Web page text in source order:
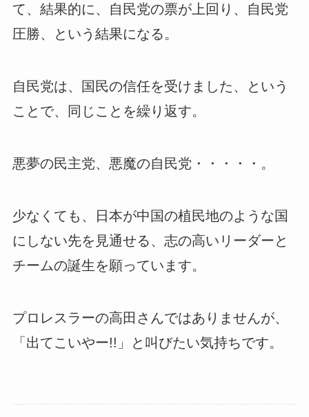
て、結果的に、自民党の票が上回り、自民党
圧勝、という結果になる。
自民党は、国民の信任を受けました、という
ことで、同じことを繰り返す。
悪夢の民主党、悪魔の自民党・・・・・。
少なくても、日本が中国の植民地のような国
にしない先を見通せる、志の高いリーダーと
チームの誕生を願っています。
プロレスラーの高田さんではありませんが、
「出てこいやー!!」と叫びたい気持ちです。